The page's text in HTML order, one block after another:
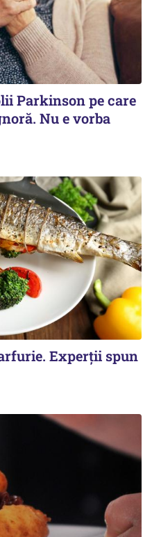
Parkinson pe care
Nu e vorba
Experții spun